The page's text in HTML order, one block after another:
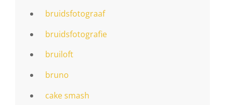
bruidsfotograaf
bruidsfotografie
bruiloft
bruno
cake smash